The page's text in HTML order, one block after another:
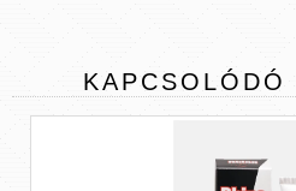
KAPCSOLÓDÓ